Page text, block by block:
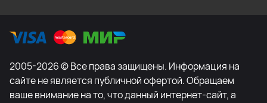
2005-2026 © Все права защищены. Информация на
сайте не является публичной офертой. Обращаем
ваше внимание на то, что данный интернет-сайт, а